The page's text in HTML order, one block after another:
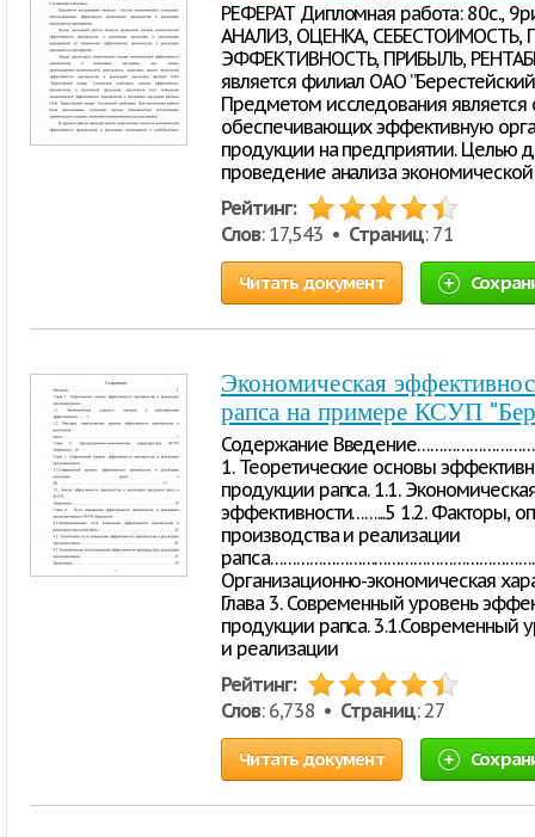
РЕФЕРАТ Дипломная работа: 80с.,
АНАЛИЗ, ОЦЕНКА,
ЭФФЕКТИВНОСТЬ, ПРИБЫЛЬ,
является филиал ОАО
Предметом исследования
обеспечивающих эффективную
продукции на предприятии. Целью
проведение анализа экономической
Рейтинг:
Слов: 17,543 • Страниц: 71
Читать документ
Экономическая
рапса на примере КСУП
Содержание
1. Теоретические основы
продукции рапса. 1.1.
эффективности……...5 1.2. Факторы,
производства и реализации
Организационно-экономическая
Глава 3. Современный уровень
продукции рапса. 3.1.Современный
и реализации
Рейтинг:
Слов: 6,738 • Страниц: 27
Читать документ